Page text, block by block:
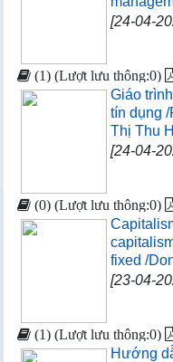
[24-04-
(1) (Lượt lưu thông:0)
Giáo
tín dụng
Thị Thu
[24-04-
(0) (Lượt lưu thông:0)
fixed /
[23-04-
(1) (Lượt lưu thông:0)
Hướng